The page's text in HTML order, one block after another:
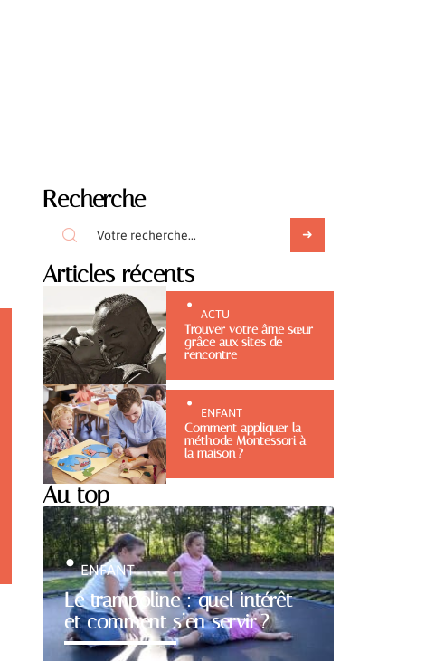
Recherche
Articles récents
ACTU
Trouver votre âme sœur
grâce aux sites de
rencontre
ENFANT
Comment appliquer la
méthode Montessori à
la maison ?
Au top
Le trampoline : quel intérêt
et comment s’en servir ?
ENFANT